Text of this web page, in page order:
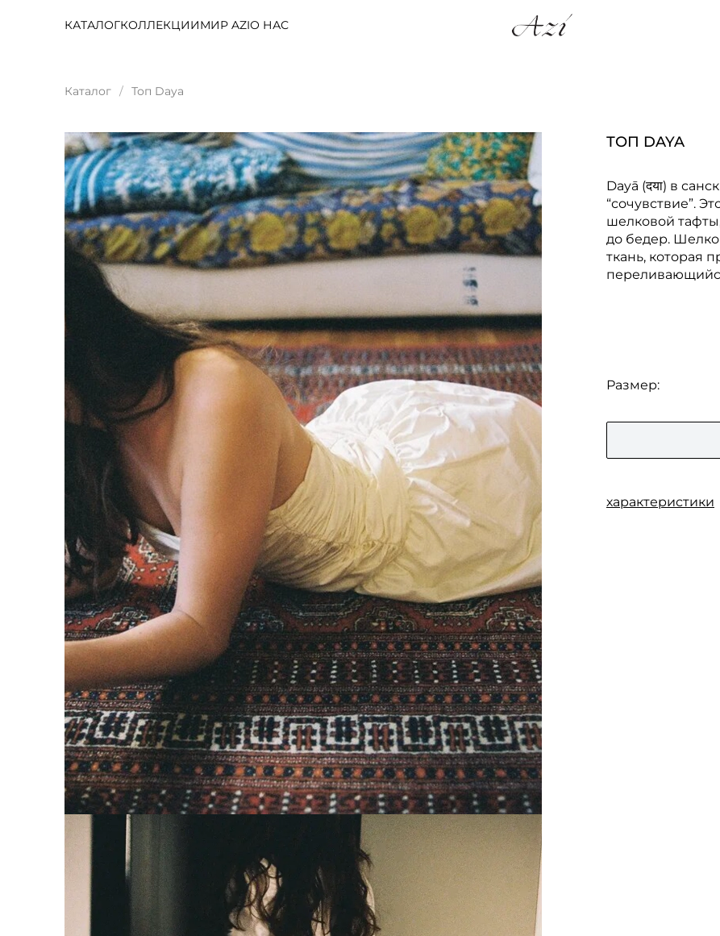
КАТАЛОГКОЛЛЕКЦИИМИР AZIО НАС
Каталог Топ Daya
ТОП DAYA
Dayā (दया) в
“сочувствие”.
шелковой
до бедер.
ткань, которая
Размер:
характеристики